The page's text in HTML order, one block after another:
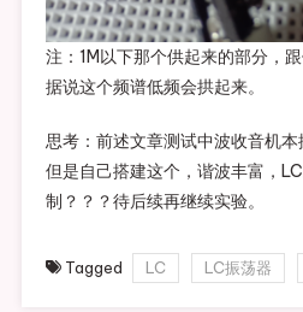
注：1M以下那个供起来的部分，
据说这个频谱低频会拱起来。
思考：前述文章测试中波收音机本
但是自己搭建这个，谐波丰富，
制？？？待后续再继续实验。
Tagged LC LC振荡器